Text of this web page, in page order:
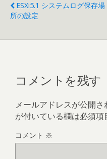
ESXi5.1 システムログ保存場
所の設定
コメントを残す
メールアドレスが公開さ
が付いている欄は必須項
コメント ※